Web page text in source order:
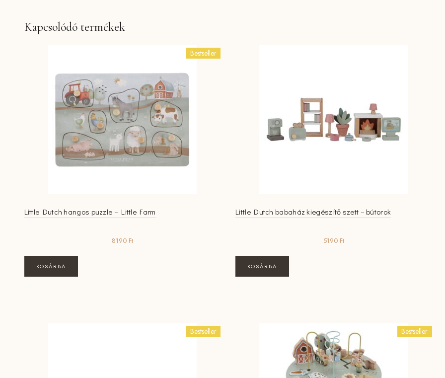
Kapcsolódó termékek
Bestseller
Little Dutch hangos puzzle – Little Farm
8190 Ft
KOSÁRBA
Little Dutch babaház kiegészítő szett – bútorok
5190 Ft
KOSÁRBA
Bestseller Bestseller